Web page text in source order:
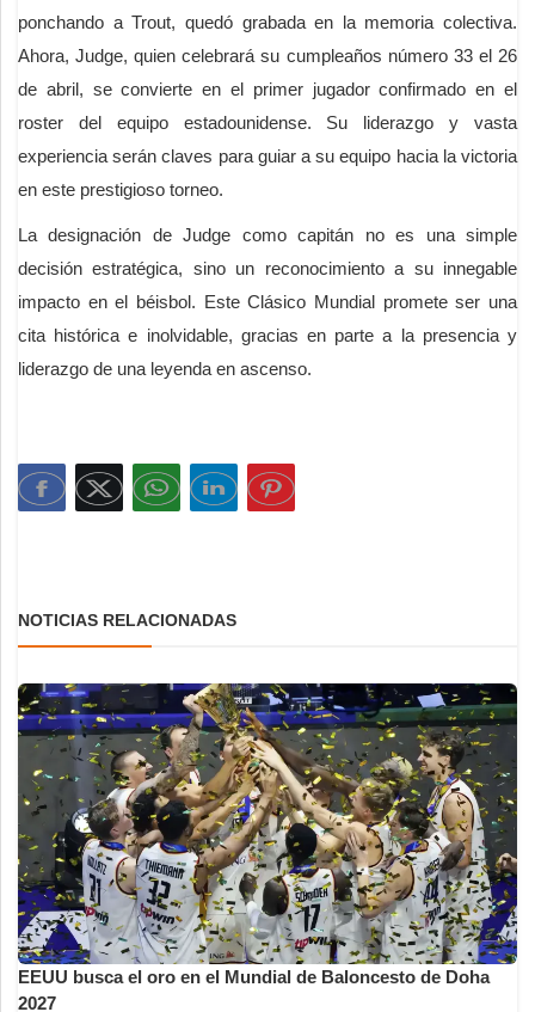
ponchando a Trout, quedó grabada en la memoria colectiva.
Ahora, Judge, quien celebrará su cumpleaños número 33 el 26
de abril, se convierte en el primer jugador confirmado en el
roster del equipo estadounidense. Su liderazgo y vasta
experiencia serán claves para guiar a su equipo hacia la victoria
en este prestigioso torneo.
La designación de Judge como capitán no es una simple
decisión estratégica, sino un reconocimiento a su innegable
impacto en el béisbol. Este Clásico Mundial promete ser una
cita histórica e inolvidable, gracias en parte a la presencia y
liderazgo de una leyenda en ascenso.
NOTICIAS RELACIONADAS
EEUU busca el oro en el Mundial de Baloncesto de Doha
2027